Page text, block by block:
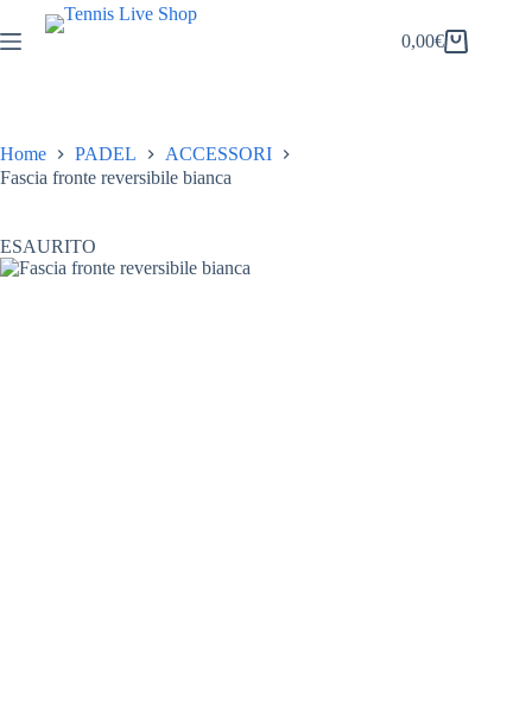
al
contenuto
Carrello
0,00€
Home PADEL
ACCESSORI
Fascia fronte reversibile bianca
ESAURITO